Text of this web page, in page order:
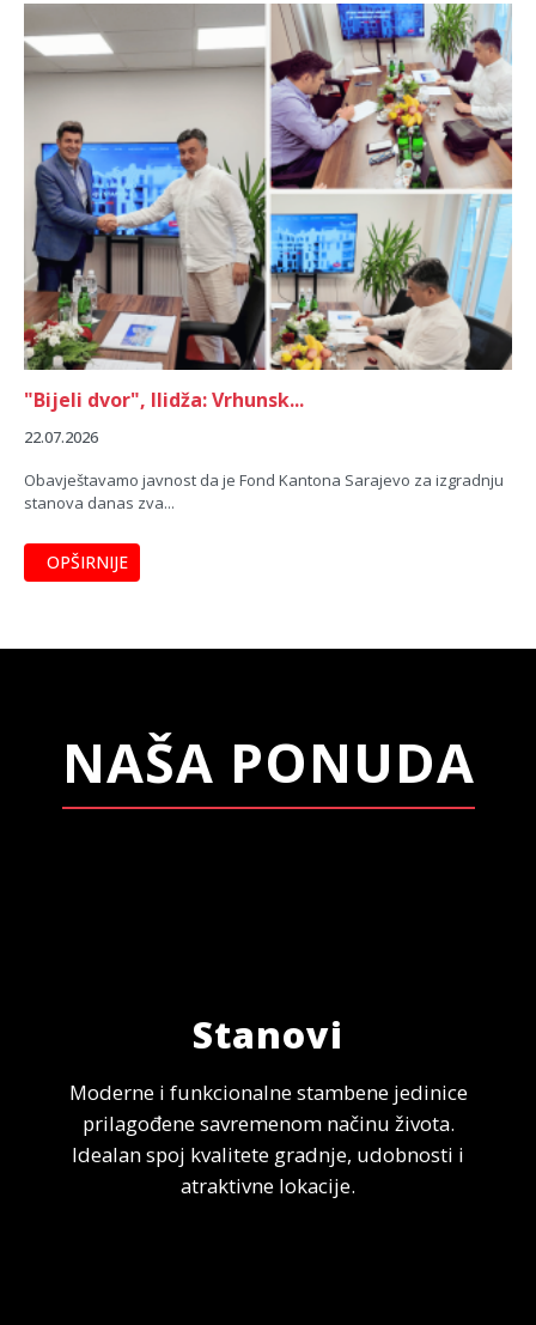
"Bijeli dvor", Ilidža: Vrhunsk...
22.07.2026
Obavještavamo javnost da je Fond Kantona Sarajevo za izgradnju
stanova danas zva...
OPŠIRNIJE
NAŠA PONUDA
Stanovi
Moderne i funkcionalne stambene jedinice
prilagođene savremenom načinu života.
Idealan spoj kvalitete gradnje, udobnosti i
atraktivne lokacije.